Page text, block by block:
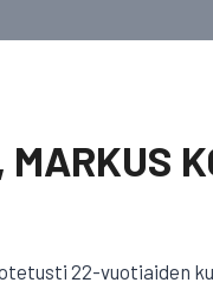
22-vuotiaiden